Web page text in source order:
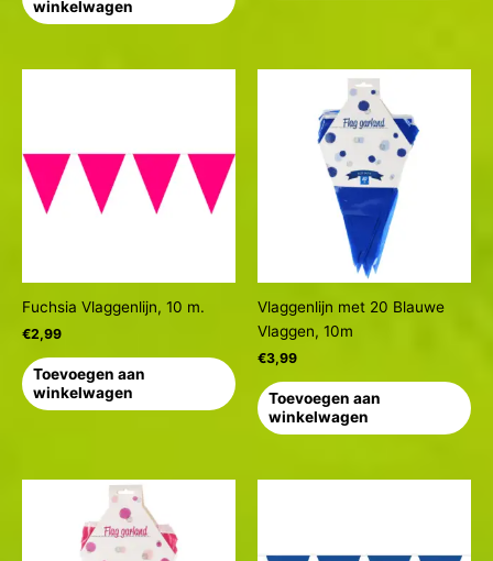
winkelwagen
Fuchsia Vlaggenlijn, 10 m.
€2,99
Toevoegen aan
winkelwagen
Vlaggenlijn met 20 Blauwe
Vlaggen, 10m
€3,99
Toevoegen aan
winkelwagen